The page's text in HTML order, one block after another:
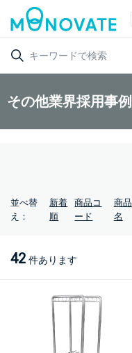
その他業界採用事例
並べ替
え：
新着
順
商品コ
ード
商品
名
42 件あります